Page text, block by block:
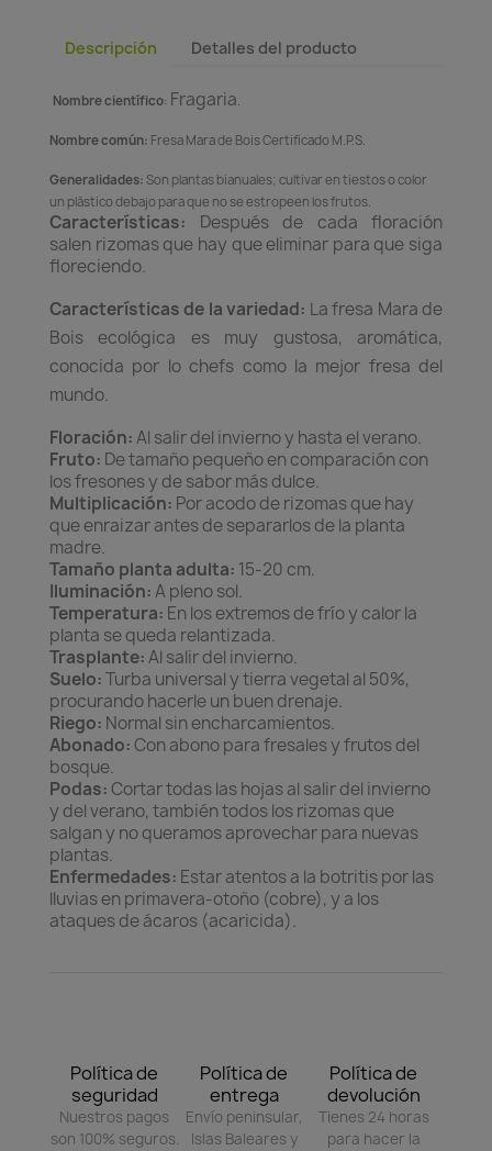
Descripción Detalles del producto
Nombre científico: Fragaria.
Nombre común: Fresa Mara de Bois Certificado M.P.S.
Generalidades: Son plantas bianuales; cultivar en tiestos o color
un plástico debajo para que no se estropeen los frutos.
Características: Después de cada floración
salen rizomas que hay que eliminar para que siga
floreciendo.
Características de la variedad: La fresa Mara de
Bois ecológica es muy gustosa, aromática,
conocida por lo chefs como la mejor fresa del
mundo.
Floración:Al salir del invierno y hasta el verano.
Fruto: De tamaño pequeño en comparación con
los fresones y de sabor más dulce.
Multiplicación: Por acodo de rizomas que hay
que enraizar antes de separarlos de la planta
madre.
Tamaño planta adulta: 15-20 cm.
Iluminación:A pleno sol.
Temperatura: En los extremos de frío y calor la
planta se queda relantizada.
Trasplante:Al salir del invierno.
Suelo:Turba universal y tierra vegetal al 50%,
procurando hacerle un buen drenaje.
Riego: Normal sin encharcamientos.
Abonado: Con abono para fresales y frutos del
bosque.
Podas: Cortar todas las hojas al salir del invierno
y del verano, también todos los rizomas que
salgan y no queramos aprovechar para nuevas
plantas.
Enfermedades: Estar atentos a la botritis por las
lluvias en primavera-otoño (cobre), y a los
ataques de ácaros (acaricida).
Política de
seguridad
Nuestros pagos
son 100% seguros.
Política de
entrega
Envío peninsular,
Islas Baleares y
Política de
devolución
Tienes 24 horas
para hacer la